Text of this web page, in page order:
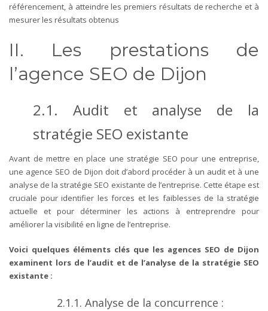
référencement, à atteindre les premiers résultats de recherche et à
mesurer les résultats obtenus
II. Les prestations de
l’agence SEO de Dijon
2.1. Audit et analyse de la
stratégie SEO existante
Avant de mettre en place une stratégie SEO pour une entreprise,
une agence SEO de Dijon doit d’abord procéder à un audit et à une
analyse de la stratégie SEO existante de l’entreprise. Cette étape est
cruciale pour identifier les forces et les faiblesses de la stratégie
actuelle et pour déterminer les actions à entreprendre pour
améliorer la visibilité en ligne de l’entreprise.
Voici quelques éléments clés que les agences SEO de Dijon
examinent lors de l’audit et de l’analyse de la stratégie SEO
existante :
2.1.1. Analyse de la concurrence :